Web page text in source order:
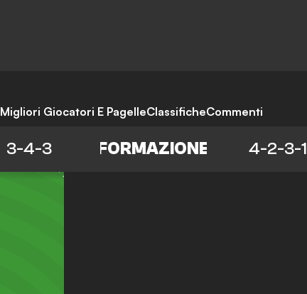
Migliori Giocatori E PagelleClassificheCommenti
3-4-3 FORMAZIONE 4-2-3-1